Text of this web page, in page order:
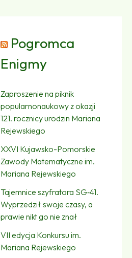
Pogromca
Enigmy
Zaproszenie na piknik
popularnonaukowy z okazji
121. rocznicy urodzin Mariana
Rejewskiego
XXVI Kujawsko-Pomorskie
Zawody Matematyczne im.
Mariana Rejewskiego
Tajemnice szyfratora SG‑41.
Wyprzedził swoje czasy, a
prawie nikt go nie znał
VII edycja Konkursu im.
Mariana Rejewskiego